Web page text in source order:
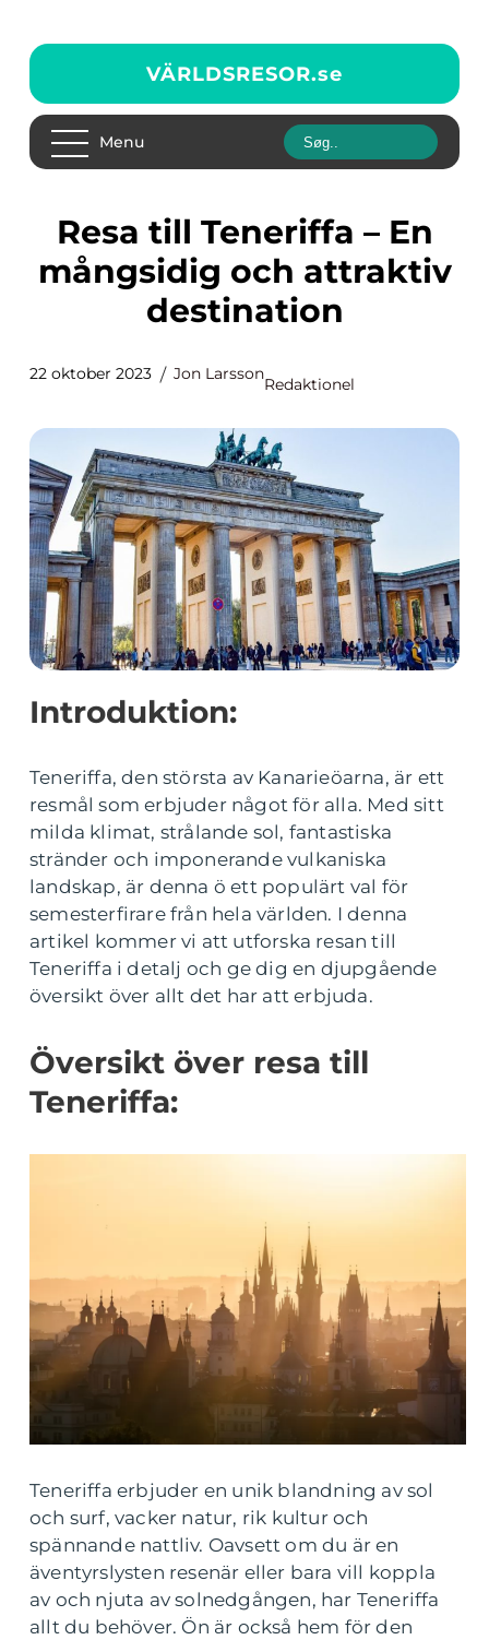
VÄRLDSRESOR.se
Menu
Resa till Teneriffa – En
mångsidig och attraktiv
destination
22 oktober 2023 Jon Larsson
Redaktionel
Introduktion:
Teneriffa, den största av Kanarieöarna, är ett
resmål som erbjuder något för alla. Med sitt
milda klimat, strålande sol, fantastiska
stränder och imponerande vulkaniska
landskap, är denna ö ett populärt val för
semesterfirare från hela världen. I denna
artikel kommer vi att utforska resan till
Teneriffa i detalj och ge dig en djupgående
översikt över allt det har att erbjuda.
Översikt över resa till
Teneriffa:
Teneriffa erbjuder en unik blandning av sol
och surf, vacker natur, rik kultur och
spännande nattliv. Oavsett om du är en
äventyrslysten resenär eller bara vill koppla
av och njuta av solnedgången, har Teneriffa
allt du behöver. Ön är också hem för den